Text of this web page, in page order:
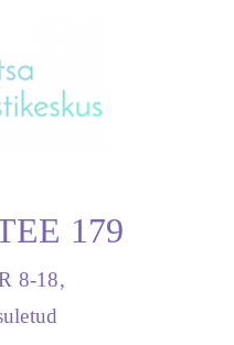
179
8-18,